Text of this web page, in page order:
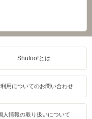
Shufoo!とは
利用についてのお問い合わせ
人情報の取り扱いについて